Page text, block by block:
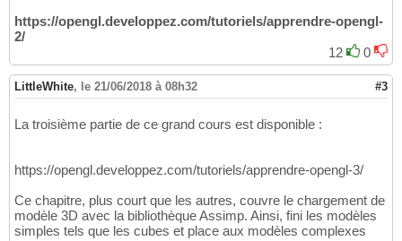
https://opengl.developpez.com/tutoriels/apprendre-opengl-
2/
12
0
LittleWhite, le 21/06/2018 à 08h32 #3
La troisième partie de ce grand cours est disponible :
https://opengl.developpez.com/tutoriels/apprendre-opengl-3/
Ce chapitre, plus court que les autres, couvre le chargement de
modèle 3D avec la bibliothèque Assimp. Ainsi, fini les modèles
simples tels que les cubes et place aux modèles complexes